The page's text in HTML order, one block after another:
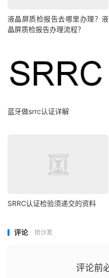
液晶屏质检报告去哪里办理？液
晶屏质检报告办理流程？
蓝牙做srrc认证详解
SRRC认证检验须递交的资料
评论 抢沙发
评论前